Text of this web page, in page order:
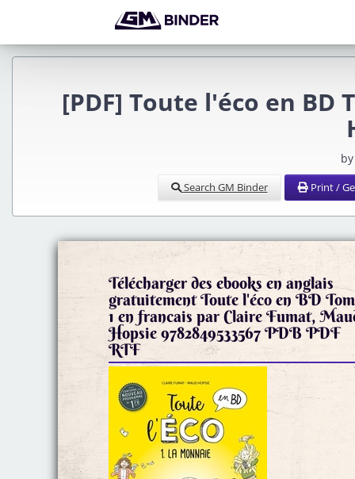
[PDF] Toute l'éco en BD
Search GM Binder Print /
Télécharger des ebooks en anglais
gratuitement Toute l'éco en BD
1 en francais par Claire Fumat,
Hopsie 9782849533567 PDB PDF
RTF